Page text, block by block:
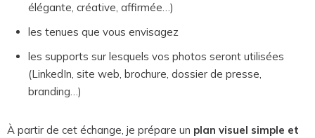
élégante, créative, affirmée…)
les tenues que vous envisagez
les supports sur lesquels vos photos seront utilisées
(LinkedIn, site web, brochure, dossier de presse,
branding…)
À partir de cet échange, je prépare un plan visuel simple et